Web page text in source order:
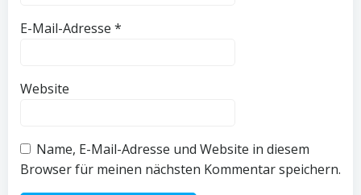
E-Mail-Adresse *
Website
Name, E-Mail-Adresse und Website in diesem
Browser für meinen nächsten Kommentar speichern.